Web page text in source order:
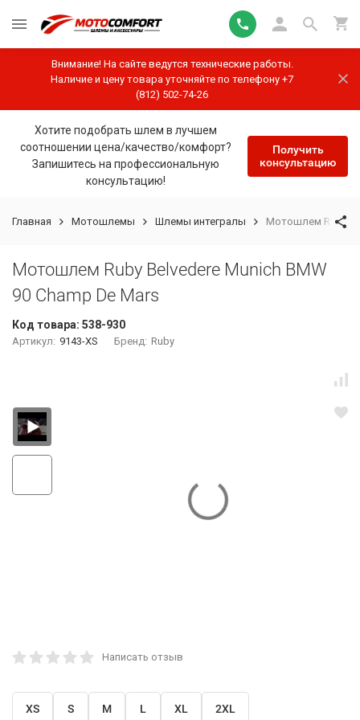
Внимание! На сайте ведутся технические работы.
Наличие и цену товара уточняйте по телефону +7
(812) 502-74-26
Хотите подобрать шлем в лучшем
соотношении цена/качество/комфорт?
Запишитесь на профессиональную
консультацию!
Получить
консультацию
Главная Мотошлемы Шлемы интегралы Мотошлем Ruby
Мотошлем Ruby Belvedere Munich BMW
90 Champ De Mars
Код товара: 538-930
Артикул: 9143-XS Бренд: Ruby
Написать отзыв
XS S M L XL 2XL